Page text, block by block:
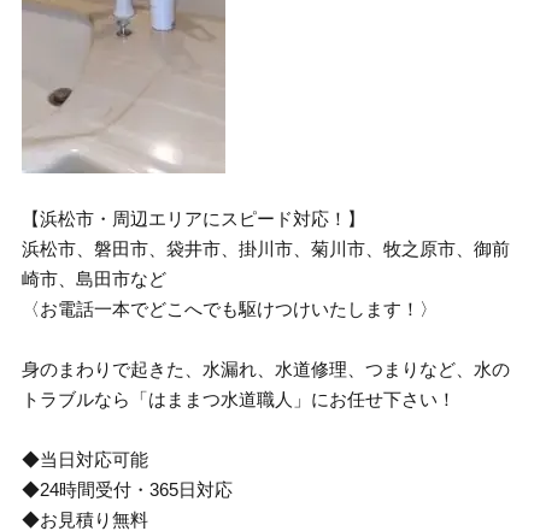
【浜松市・周辺エリアにスピード対応！】
浜松市、磐田市、袋井市、掛川市、菊川市、牧之原市、御前
崎市、島田市など
〈お電話一本でどこへでも駆けつけいたします！〉
身のまわりで起きた、水漏れ、水道修理、つまりなど、水の
トラブルなら「はままつ水道職人」にお任せ下さい！
◆当日対応可能
◆24時間受付・365日対応
◆お見積り無料